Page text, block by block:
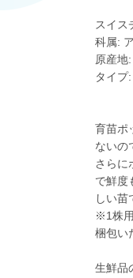
スイス
科属:
原産地
タイプ
育苗ポ
ないの
さらに
で鮮度
しい苗
※1株
梱包い
生鮮品